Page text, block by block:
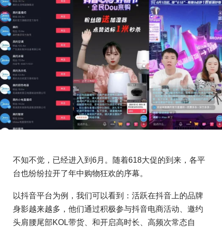
不知不觉，已经进入到6月。随着618大促的到来，各平
台也纷纷拉开了年中购物狂欢的序幕。
以抖音平台为例，我们可以看到：活跃在抖音上的品牌
身影越来越多，他们通过积极参与抖音电商活动、邀约
头肩腰尾部KOL带货、和开启高时长、高频次常态自